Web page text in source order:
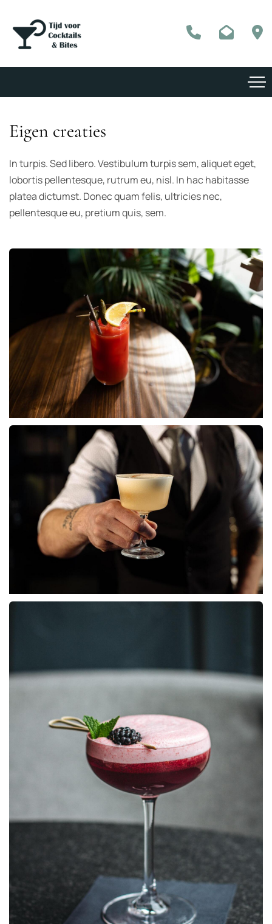
Eigen creaties
In turpis. Sed libero. Vestibulum turpis sem, aliquet eget,
lobortis pellentesque, rutrum eu, nisl. In hac habitasse
platea dictumst. Donec quam felis, ultricies nec,
pellentesque eu, pretium quis, sem.